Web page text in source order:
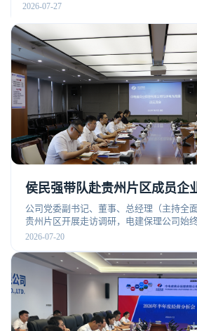
2026-07-27
侯民强带队赴贵州片区成员企
公司党委副书记、董事、总经理（主持全
贵州片区开展走访调研，电建保理公司始
2026-07-20